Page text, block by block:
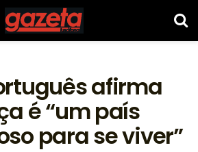
afirma
é “um país
para se viver”